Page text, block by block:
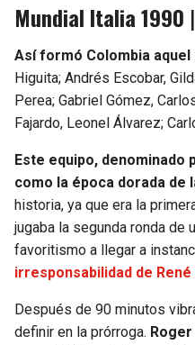
Mundial Italia 1990
Así formó Colombia aquel
Higuita; Andrés Escobar,
Perea; Gabriel Gómez,
Fajardo, Leonel Álvarez;
Este equipo, denominado
como la época dorada de
historia, ya que era la
jugaba la segunda ronda de
favoritismo a llegar a
irresponsabilidad de
Después de 90 minutos
definir en la prórroga. Roger